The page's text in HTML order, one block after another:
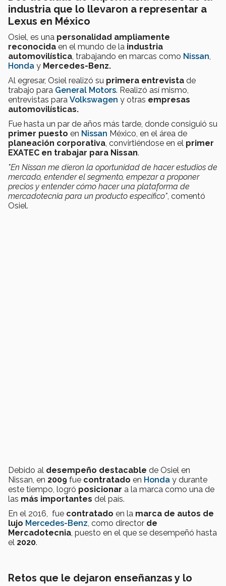
industria que lo llevaron a representar a
Lexus en México
Osiel, es una personalidad ampliamente
reconocida en el mundo de la industria
automovilística, trabajando en marcas como Nissan,
Honda y Mercedes-Benz.
Al egresar, Osiel realizó su primera entrevista de
trabajo para General Motors. Realizó así mismo,
entrevistas para Volkswagen y otras empresas
automovilísticas.
Fue hasta un par de años más tarde, donde consiguió su
primer puesto en Nissan México, en el área de
planeación corporativa, convirtiéndose en el primer
EXATEC en trabajar para Nissan.
"En Nissan me dieron la oportunidad de hacer estudios de
mercado, entender el segmento, empezar a proponer
precios y entender cómo hacer una plataforma de
mercadotecnia para un producto específico", comentó
Osiel.
Debido al desempeño destacable de Osiel en
Nissan, en 2009 fue contratado en Honda y durante
este tiempo, logró posicionar a la marca como una de
las más importantes del país.
En el 2016, fue contratado en la marca de autos de
lujo Mercedes-Benz, como director de
Mercadotecnia, puesto en el que se desempeñó hasta
el 2020.
Retos que le dejaron enseñanzas y lo